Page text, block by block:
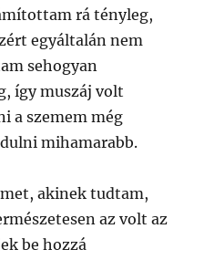
rá tényleg,
egyáltalán nem
sehogyan
így muszáj volt
a szemem még
mihamarabb.
akinek tudtam,
az volt az
be hozzá